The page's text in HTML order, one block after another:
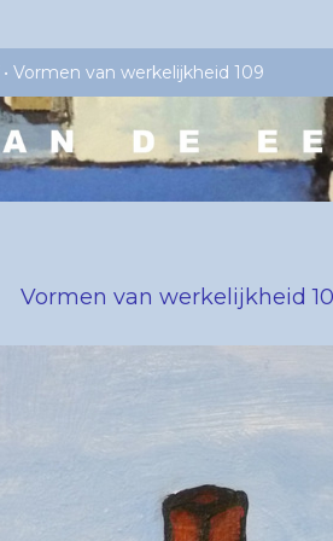
Vormen van werkelijkheid 109
Vormen van werkelijkheid